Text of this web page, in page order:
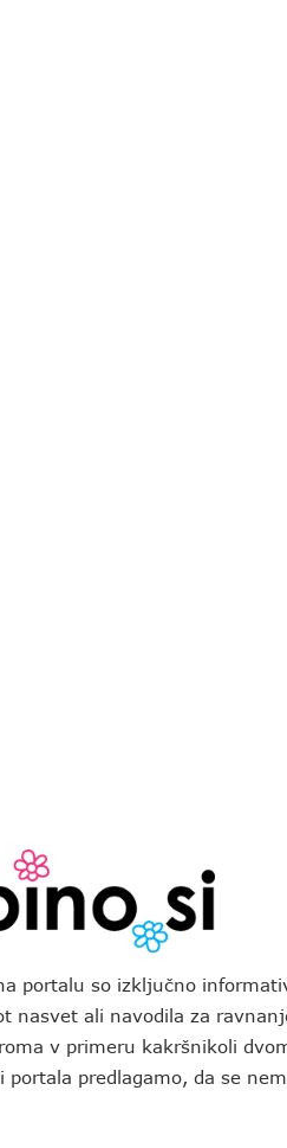
portalu so izključno
nasvet ali navodila za
v primeru kakršnikoli
predlagamo, da se